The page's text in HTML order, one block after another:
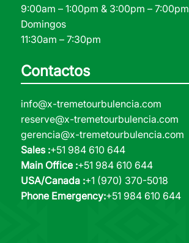
9:00am – 1:00pm & 3:00pm – 7:00pm
Domingos
11:30am – 7:30pm
Contactos
info@x-tremetourbulencia.com
reserve@x-tremetourbulencia.com
gerencia@x-tremetourbulencia.com
Sales :+51 984 610 644
Main Office :+51 984 610 644
USA/Canada :+1 (970) 370-5018
Phone Emergency:+51 984 610 644